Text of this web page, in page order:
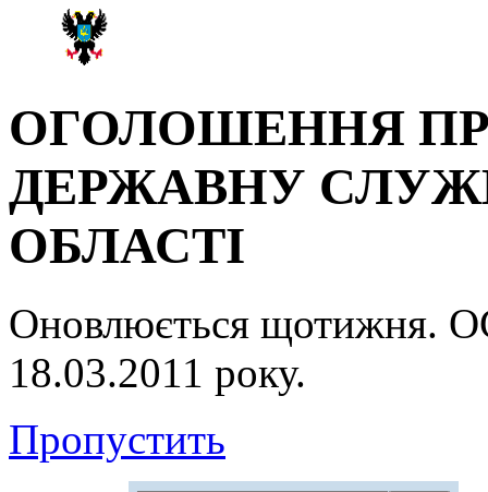
ОГОЛОШЕННЯ
ДЕРЖАВНУ
ОБЛАСТІ
Оновлюється
18.03.2011 року.
Пропустить